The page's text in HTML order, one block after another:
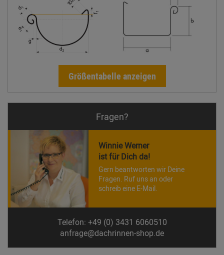
Größentabelle anzeigen
Fragen?
Winnie Werner
ist für Dich da!
Gern beantworten wir Deine
Fragen. Ruf uns an oder
schreib eine E-Mail.
Telefon: +49 (0) 3431 6060510
anfrage@dachrinnen-shop.de